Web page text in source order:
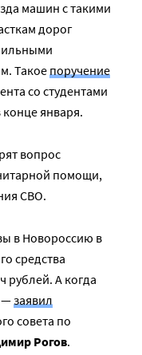
машин с такими
дорог
Такоепоручение
со студентами
января.
вопрос
помощи,
СВО.
в Новороссию в
средства
рублей. А когда
—заявил
совета по
Рогов.